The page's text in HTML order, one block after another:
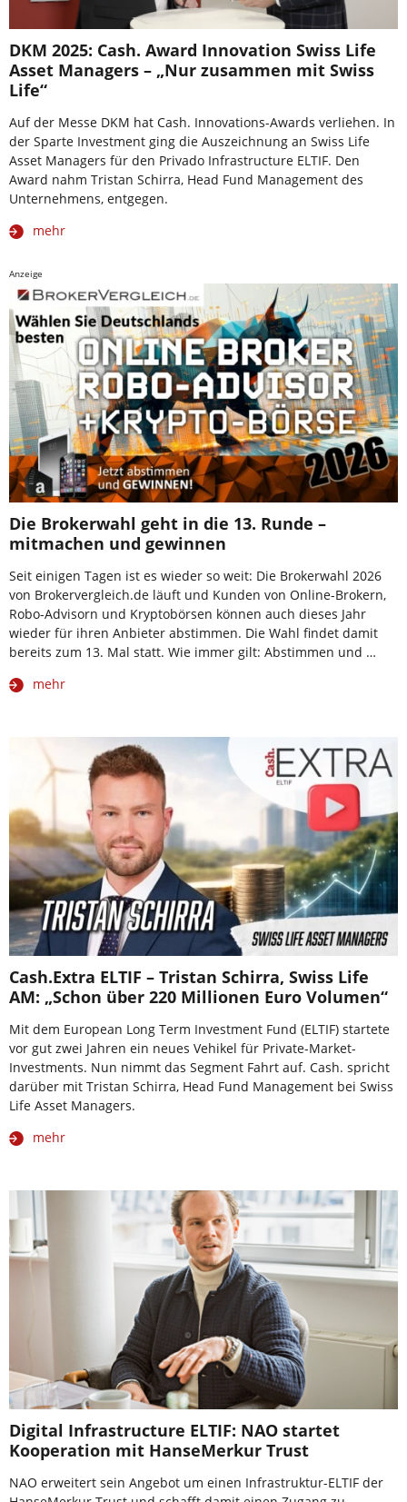
DKM 2025: Cash. Award Innovation Swiss Life
Asset Managers – „Nur zusammen mit Swiss
Life“
Auf der Messe DKM hat Cash. Innovations-Awards verliehen. In
der Sparte Investment ging die Auszeichnung an Swiss Life
Asset Managers für den Privado Infrastructure ELTIF. Den
Award nahm Tristan Schirra, Head Fund Management des
Unternehmens, entgegen.
mehr
Anzeige
Die Brokerwahl geht in die 13. Runde –
mitmachen und gewinnen
Seit einigen Tagen ist es wieder so weit: Die Brokerwahl 2026
von Brokervergleich.de läuft und Kunden von Online-Brokern,
Robo-Advisorn und Kryptobörsen können auch dieses Jahr
wieder für ihren Anbieter abstimmen. Die Wahl findet damit
bereits zum 13. Mal statt. Wie immer gilt: Abstimmen und …
mehr
Cash.Extra ELTIF – Tristan Schirra, Swiss Life
AM: „Schon über 220 Millionen Euro Volumen“
Mit dem European Long Term Investment Fund (ELTIF) startete
vor gut zwei Jahren ein neues Vehikel für Private-Market-
Investments. Nun nimmt das Segment Fahrt auf. Cash. spricht
darüber mit Tristan Schirra, Head Fund Management bei Swiss
Life Asset Managers.
mehr
Digital Infrastructure ELTIF: NAO startet
Kooperation mit HanseMerkur Trust
NAO erweitert sein Angebot um einen Infrastruktur-ELTIF der